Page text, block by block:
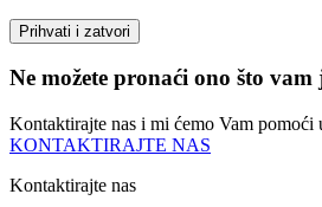
Prihvati i zatvori
Ne možete pronaći ono što vam
Kontaktirajte nas i mi ćemo Vam pomoći
KONTAKTIRAJTE NAS
Kontaktirajte nas